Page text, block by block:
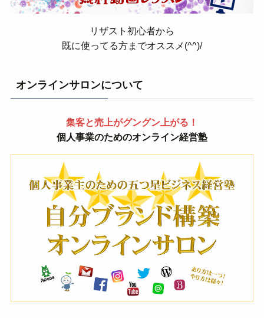
リザスト初心者から
既に使ってる方までオススメ(^^)/
オンラインサロンについて
集客と売上がグングン上がる！
個人事業のためのオンライン経営塾